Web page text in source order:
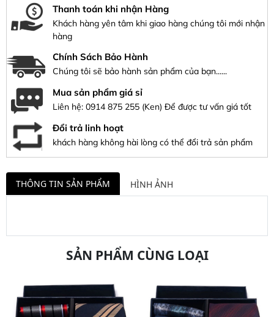
Thanh toán khi nhận Hàng
Khách hàng yên tâm khi giao hàng chúng tôi mới nhận
hàng
Chính Sách Bảo Hành
Chúng tôi sẽ bảo hành sản phẩm của bạn......
Mua sản phẩm giá sỉ
Liên hệ: 0914 875 255 (Ken) Để được tư vấn giá tốt
Đổi trả linh hoạt
khách hàng không hài lòng có thể đổi trả sản phẩm
THÔNG TIN SẢN PHẨM HÌNH ẢNH
SẢN PHẨM CÙNG LOẠI